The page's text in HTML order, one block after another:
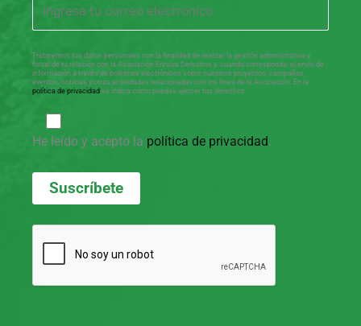
Trataremos tus datos personales con la finalidad de realizar la gestión administrativa y
fiscal de tu relación con la Asociación Enraíza Derechos y, cuando corresponda, el envío de
información a través de boletines electrónicos sobre nuestros proyectos, campañas,
eventos, noticias y otras actividades relacionadas con los fines de la Asociación. En la
política de privacidad se indica cómo puedes ejercer tus derechos.
He leído y acepto la política de privacidad.